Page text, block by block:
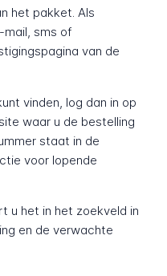
het pakket. Als
sms of
van de
vinden, log dan in op
waar u de bestelling
staat in de
voor lopende
u het in het zoekveld in
en de verwachte